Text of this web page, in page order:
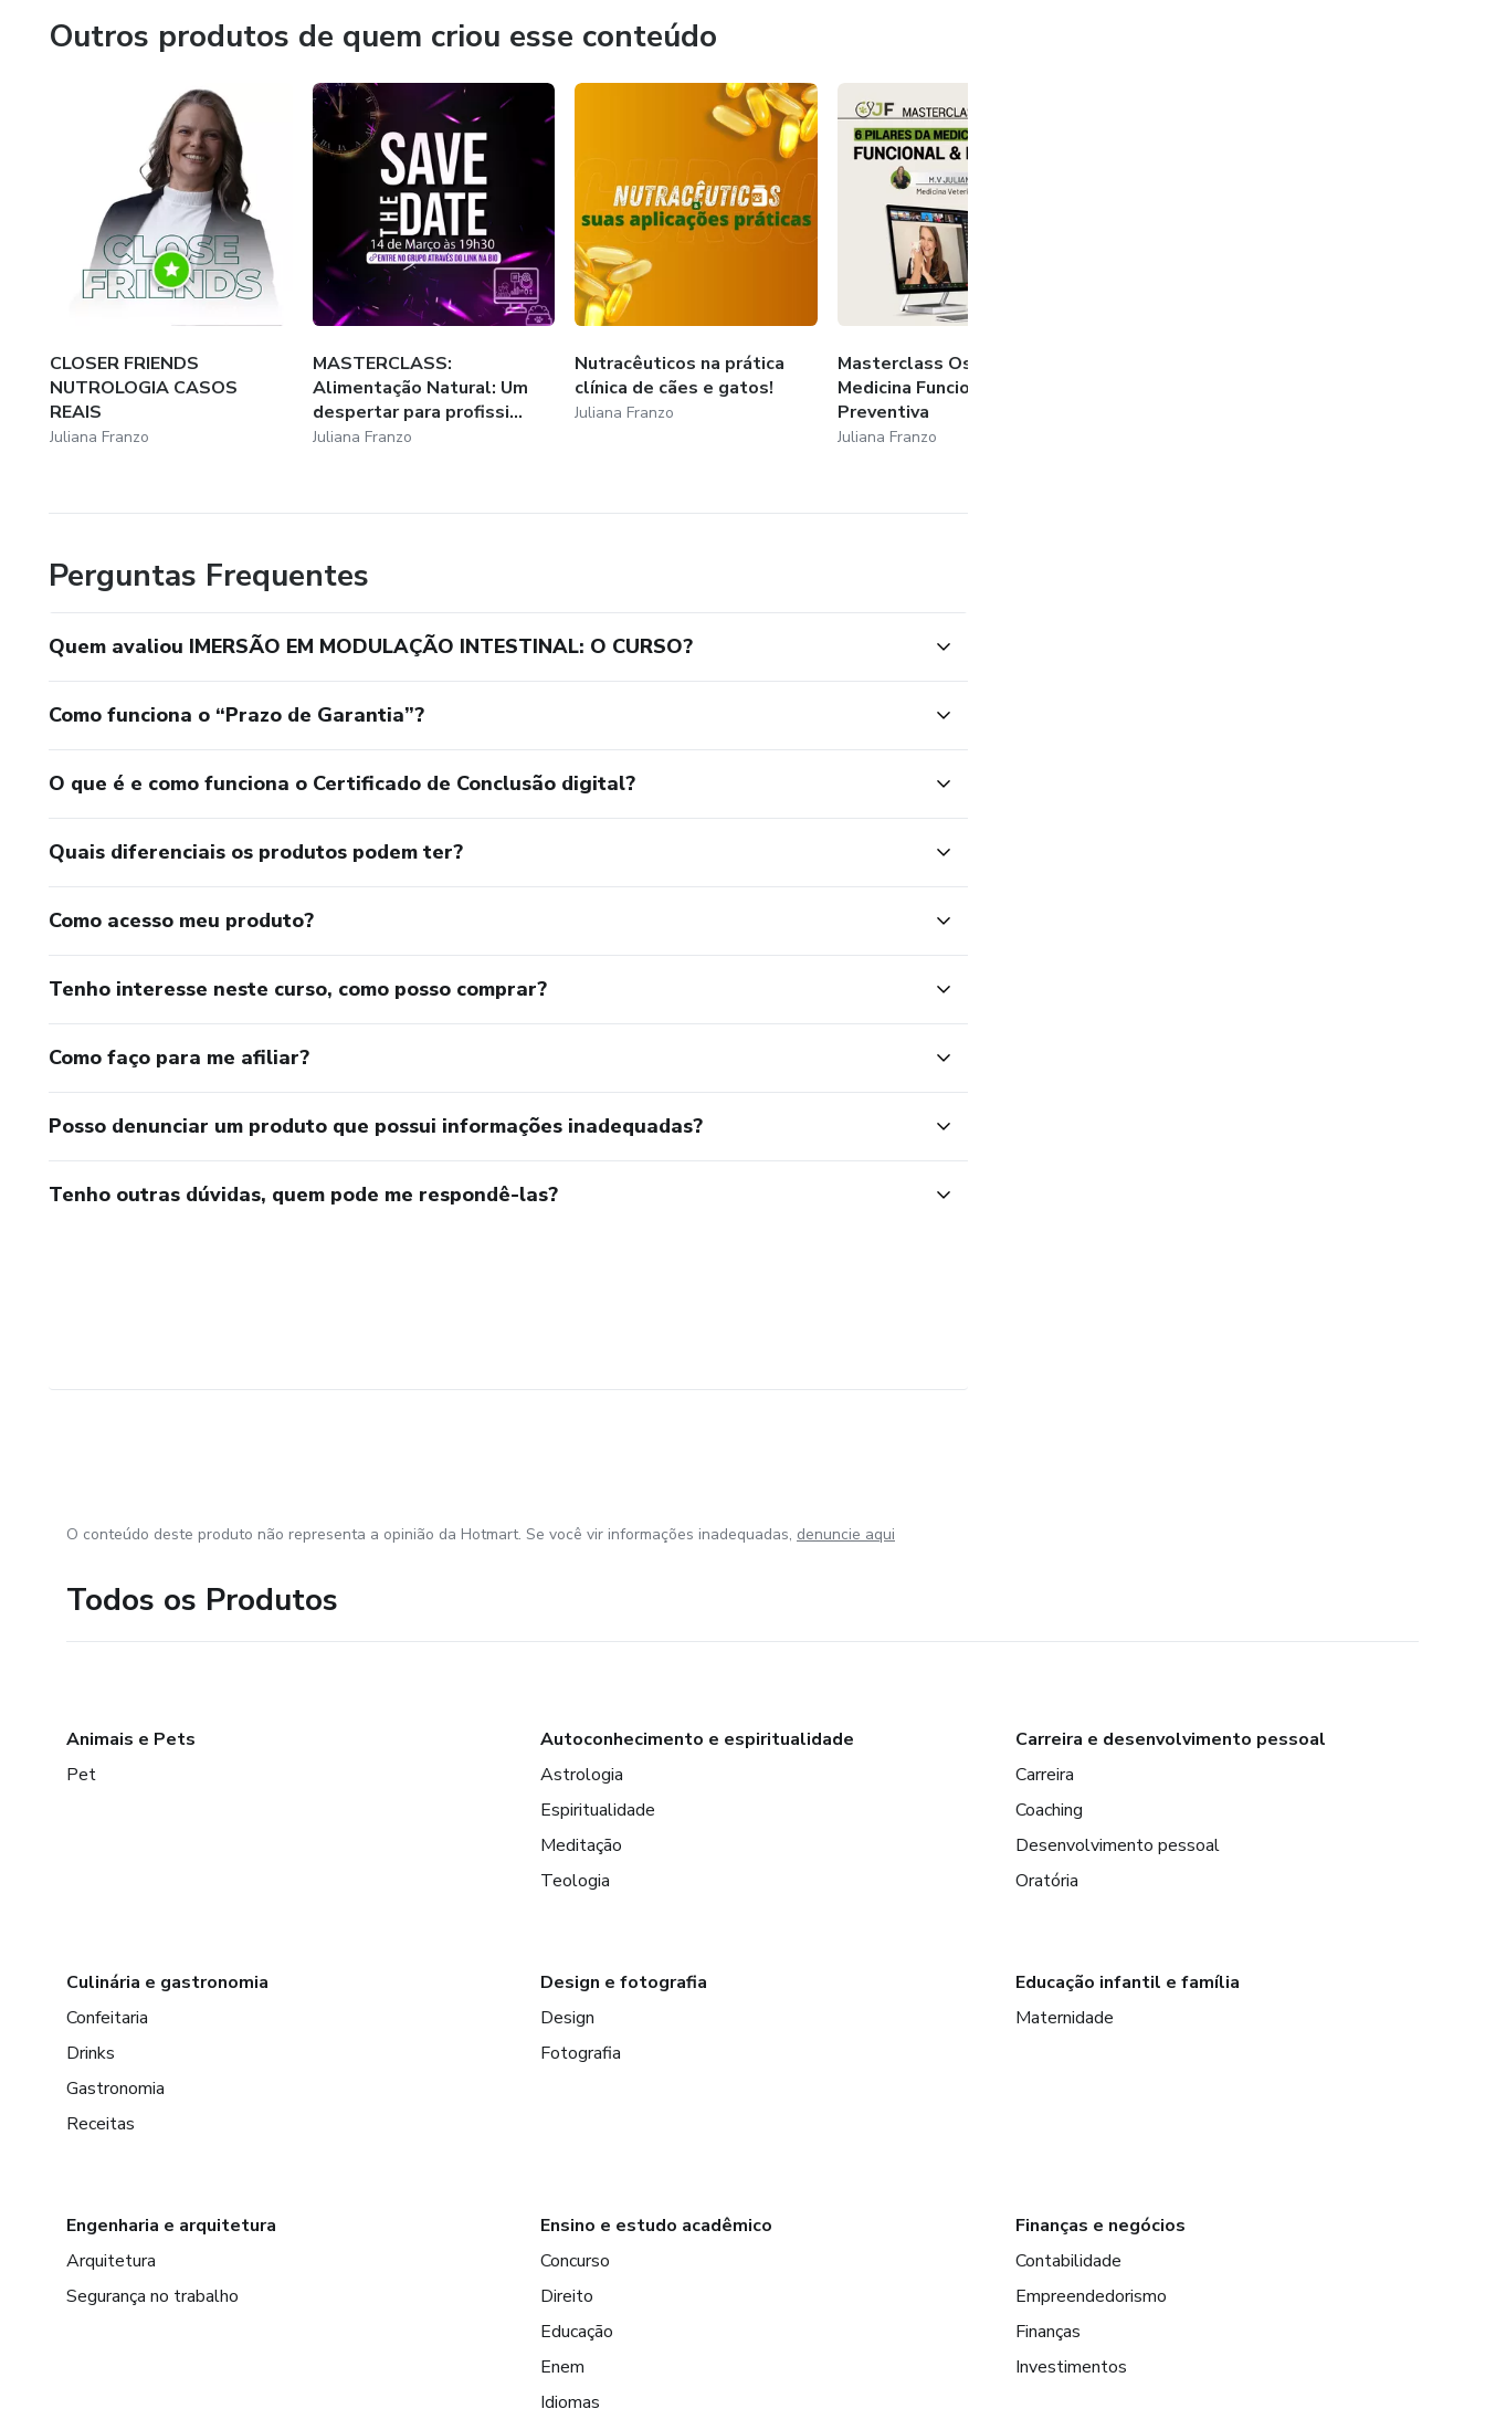
Siga @julianafranzooficial
Outros produtos de quem criou esse conteúdo
CLOSER FRIENDS
NUTROLOGIA CASOS
REAIS
Juliana Franzo
MASTERCLASS:
Alimentação Natural: Um
despertar para profissi...
Juliana Franzo
Nutracêuticos na prática
clínica de cães e gatos!
Juliana Franzo
Masterclass Os 6 Pilares da
Medicina Funcional e
Preventiva
Juliana Franzo
Perguntas Frequentes
Quem avaliou IMERSÃO EM MODULAÇÃO INTESTINAL: O CURSO?
Como funciona o “Prazo de Garantia”?
O que é e como funciona o Certificado de Conclusão digital?
Quais diferenciais os produtos podem ter?
Como acesso meu produto?
Tenho interesse neste curso, como posso comprar?
Como faço para me afiliar?
Posso denunciar um produto que possui informações inadequadas?
Tenho outras dúvidas, quem pode me respondê-las?
O conteúdo deste produto não representa a opinião da Hotmart. Se você vir informações inadequadas, denuncie aqui
Todos os Produtos
Animais e Pets
Pet
Autoconhecimento e espiritualidade
Astrologia
Espiritualidade
Meditação
Teologia
Carreira e desenvolvimento pessoal
Carreira
Coaching
Desenvolvimento pessoal
Oratória
Culinária e gastronomia
Confeitaria
Drinks
Gastronomia
Receitas
Design e fotografia
Design
Fotografia
Educação infantil e família
Maternidade
Engenharia e arquitetura
Arquitetura
Segurança no trabalho
Ensino e estudo acadêmico
Concurso
Direito
Educação
Enem
Idiomas
Finanças e negócios
Contabilidade
Empreendedorismo
Finanças
Investimentos